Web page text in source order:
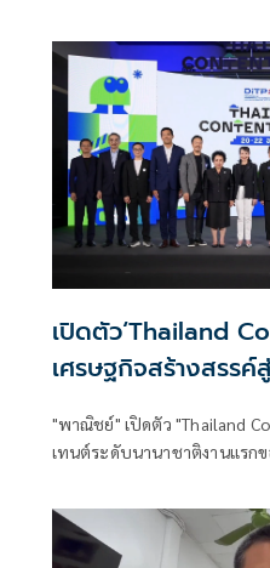
เปิดตัว‘Thailand
เศรษฐกิจสร้างสรรค์
"พาณิชย์" เปิดตัว "Thailand
เทนต์ระดับนานาชาติงานแรก